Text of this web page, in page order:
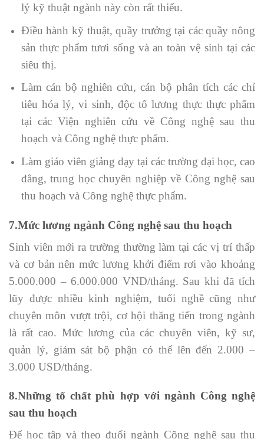
lý kỹ thuật ngành này còn rất thiếu.
Điều hành kỹ thuật, quầy trưởng tại các quầy nông
sản thực phẩm tươi sống và an toàn vệ sinh tại các
siêu thị.
Làm cán bộ nghiên cứu, cán bộ phân tích các chỉ
tiêu hóa lý, vi sinh, độc tố lương thực thực phẩm
tại các Viện nghiên cứu về Công nghệ sau thu
hoạch và Công nghệ thực phẩm.
Làm giáo viên giảng dạy tại các trường đại học, cao
đẳng, trung học chuyên nghiệp về Công nghệ sau
thu hoạch và Công nghệ thực phẩm.
7.Mức lương ngành Công nghệ sau thu hoạch
Sinh viên mới ra trường thường làm tại các vị trí thấp
và cơ bản nên mức lương khởi điểm rơi vào khoảng
5.000.000 – 6.000.000 VND/tháng. Sau khi đã tích
lũy được nhiều kinh nghiệm, tuổi nghề cũng như
chuyên môn vượt trội, cơ hội thăng tiến trong ngành
là rất cao. Mức lương của các chuyên viên, kỹ sư,
quản lý, giám sát bộ phận có thể lên đến 2.000 –
3.000 USD/tháng.
8.Những tố chất phù hợp với ngành Công nghệ
sau thu hoạch
Để học tập và theo đuổi ngành Công nghệ sau thu